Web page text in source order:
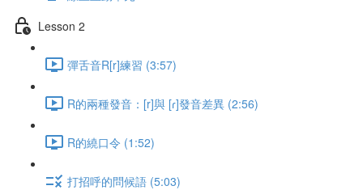
Lesson 2
彈舌音R[r]練習 (3:57)
R的兩種發音：[r]與 [ɾ]發音差異 (2:56)
R的繞口令 (1:52)
打招呼的問候語 (5:03)